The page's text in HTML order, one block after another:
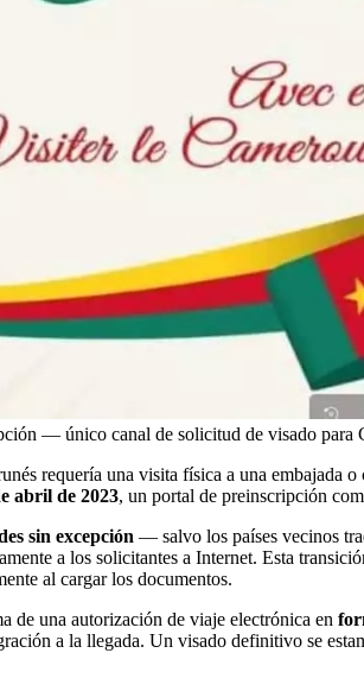
— único canal de solicitud de visado para
requería una visita física a una embajada
abril de 2023, un portal de preinscripción
sin excepción — salvo los países vecinos
a los solicitantes a Internet. Esta
al cargar los documentos.
de una autorización de viaje electrónica en
a la llegada. Un visado definitivo se